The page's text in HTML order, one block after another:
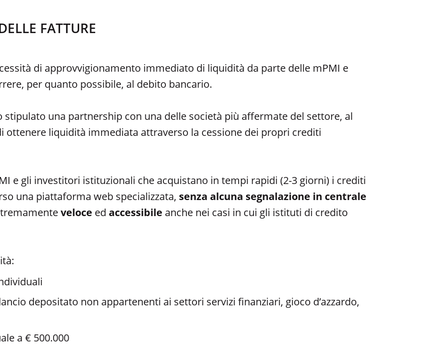
FATTURE
di approvvigionamento immediato di liquidità da parte delle mPMI e
per quanto possibile, al debito bancario.
una partnership con una delle società più affermate del settore, al
liquidità immediata attraverso la cessione dei propri crediti
e gli investitori istituzionali che acquistano in tempi rapidi (2-3 giorni) i crediti
una piattaforma web specializzata, senza alcuna segnalazione in centrale
veloce ed accessibile anche nei casi in cui gli istituti di credito
depositato non appartenenti ai settori servizi finanziari, gioco d’azzardo,
a € 500.000